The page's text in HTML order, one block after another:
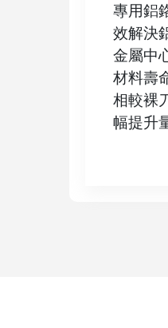
專用鋁
效解決
金屬中
材料壽
相較裸
幅提升